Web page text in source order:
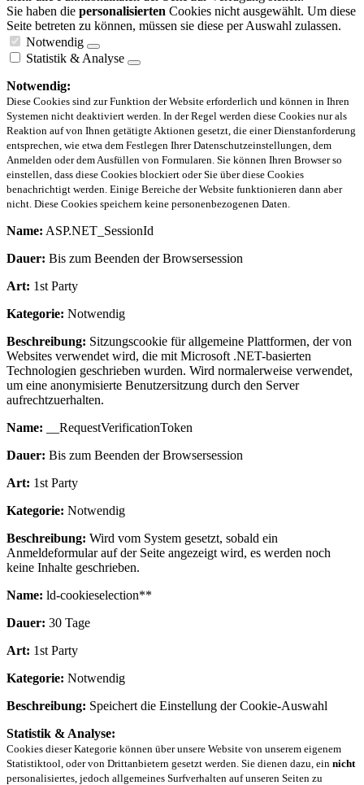
Sie haben die personalisierten Cookies nicht ausgewählt. Um diese
Seite betreten zu können, müssen sie diese per Auswahl zulassen.
Notwendig
Statistik & Analyse
Notwendig:
Diese Cookies sind zur Funktion der Website erforderlich und können in Ihren
Systemen nicht deaktiviert werden. In der Regel werden diese Cookies nur als
Reaktion auf von Ihnen getätigte Aktionen gesetzt, die einer Dienstanforderung
entsprechen, wie etwa dem Festlegen Ihrer Datenschutzeinstellungen, dem
Anmelden oder dem Ausfüllen von Formularen. Sie können Ihren Browser so
einstellen, dass diese Cookies blockiert oder Sie über diese Cookies
benachrichtigt werden. Einige Bereiche der Website funktionieren dann aber
nicht. Diese Cookies speichern keine personenbezogenen Daten.
Name: ASP.NET_SessionId
Dauer: Bis zum Beenden der Browsersession
Art: 1st Party
Kategorie: Notwendig
Beschreibung: Sitzungscookie für allgemeine Plattformen, der von
Websites verwendet wird, die mit Microsoft .NET-basierten
Technologien geschrieben wurden. Wird normalerweise verwendet,
um eine anonymisierte Benutzersitzung durch den Server
aufrechtzuerhalten.
Name: __RequestVerificationToken
Dauer: Bis zum Beenden der Browsersession
Art: 1st Party
Kategorie: Notwendig
Beschreibung: Wird vom System gesetzt, sobald ein
Anmeldeformular auf der Seite angezeigt wird, es werden noch
keine Inhalte geschrieben.
Name: ld-cookieselection**
Dauer: 30 Tage
Art: 1st Party
Kategorie: Notwendig
Beschreibung: Speichert die Einstellung der Cookie-Auswahl
Statistik & Analyse:
Cookies dieser Kategorie können über unsere Website von unserem eigenem
Statistiktool, oder von Drittanbietern gesetzt werden. Sie dienen dazu, ein nicht
personalisiertes, jedoch allgemeines Surfverhalten auf unseren Seiten zu